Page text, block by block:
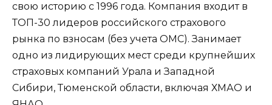
свою историю с 1996 года. Компания входит в
ТОП-30 лидеров российского страхового
рынка по взносам (без учета ОМС). Занимает
одно из лидирующих мест среди крупнейших
страховых компаний Урала и Западной
Сибири, Тюменской области, включая ХМАО и